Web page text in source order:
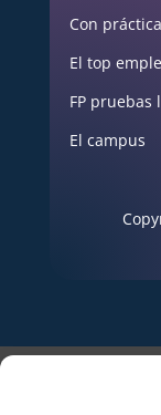
Con
El top
FP pruebas
El campus
Aviso